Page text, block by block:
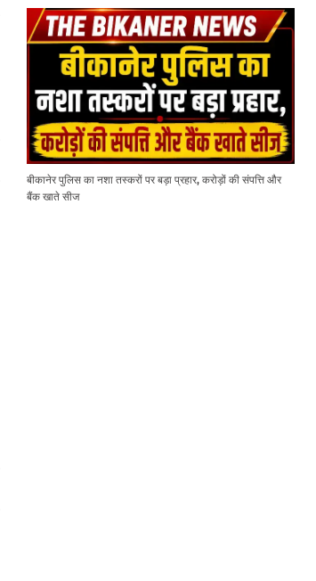
बीकानेर पुलिस का नशा तस्करों पर बड़ा प्रहार, करोड़ों की संपत्ति और
बैंक खाते सीज